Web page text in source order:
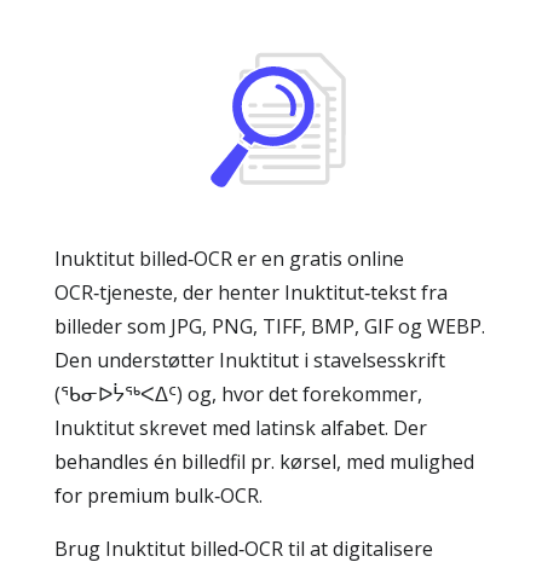
Inuktitut billed‑OCR er en gratis online
OCR‑tjeneste, der henter Inuktitut‑tekst fra
billeder som JPG, PNG, TIFF, BMP, GIF og WEBP.
Den understøtter Inuktitut i stavelsesskrift
(ᖃᓂᐅᔮᖅᐸᐃᑦ) og, hvor det forekommer,
Inuktitut skrevet med latinsk alfabet. Der
behandles én billedfil pr. kørsel, med mulighed
for premium bulk‑OCR.
Brug Inuktitut billed‑OCR til at digitalisere